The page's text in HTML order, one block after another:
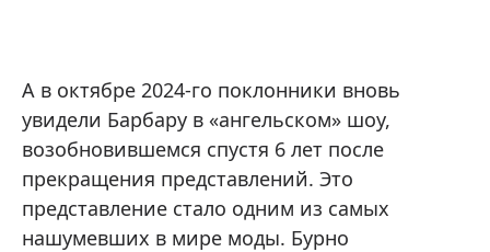
А в октябре 2024-го поклонники вновь
увидели Барбару в «ангельском» шоу,
возобновившемся спустя 6 лет после
прекращения представлений. Это
представление стало одним из самых
нашумевших в мире моды. Бурно